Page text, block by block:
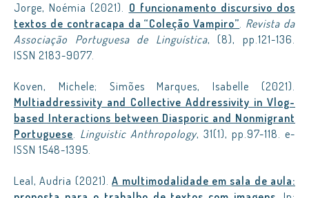
Jorge, Noémia (2021). O funcionamento discursivo dos
textos de contracapa da “Coleção Vampiro”. Revista da
Associação Portuguesa de Linguística, (8), pp.121-136.
ISSN 2183-9077.
Koven, Michele; Simões Marques, Isabelle (2021).
Multiaddressivity and Collective Addressivity in Vlog-
based Interactions between Diasporic and Nonmigrant
Portuguese. Linguistic Anthropology, 31(1), pp.97-118. e-
ISSN 1548-1395.
Leal, Audria (2021).A multimodalidade em sala de aula: